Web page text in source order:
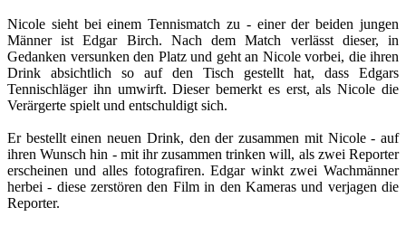
Nicole sieht bei einem Tennismatch zu - einer der beiden jungen
Männer ist Edgar Birch. Nach dem Match verlässt dieser, in
Gedanken versunken den Platz und geht an Nicole vorbei, die ihren
Drink absichtlich so auf den Tisch gestellt hat, dass Edgars
Tennischläger ihn umwirft. Dieser bemerkt es erst, als Nicole die
Verärgerte spielt und entschuldigt sich.
Er bestellt einen neuen Drink, den der zusammen mit Nicole - auf
ihren Wunsch hin - mit ihr zusammen trinken will, als zwei Reporter
erscheinen und alles fotografiren. Edgar winkt zwei Wachmänner
herbei - diese zerstören den Film in den Kameras und verjagen die
Reporter.